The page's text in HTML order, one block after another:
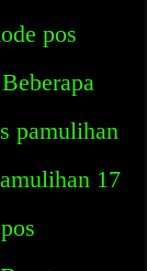
pos
pamulihan
17